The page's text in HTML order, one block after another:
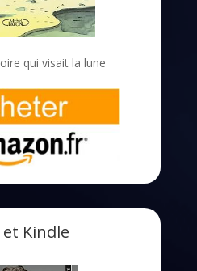
qui visait la lune
Kindle